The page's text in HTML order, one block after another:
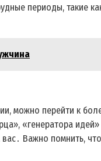
периоды, такие
можно перейти к
«генератора
Важно помнить,